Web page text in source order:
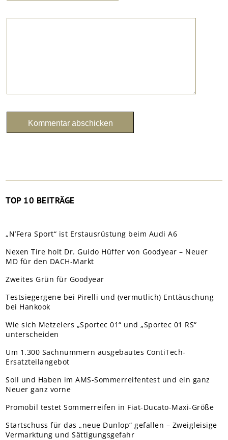
TOP 10 BEITRÄGE
„N’Fera Sport“ ist Erstausrüstung beim Audi A6
Nexen Tire holt Dr. Guido Hüffer von Goodyear – Neuer
MD für den DACH-Markt
Zweites Grün für Goodyear
Testsiegergene bei Pirelli und (vermutlich) Enttäuschung
bei Hankook
Wie sich Metzelers „Sportec 01“ und „Sportec 01 RS“
unterscheiden
Um 1.300 Sachnummern ausgebautes ContiTech-
Ersatzteilangebot
Soll und Haben im AMS-Sommerreifentest und ein ganz
Neuer ganz vorne
Promobil testet Sommerreifen in Fiat-Ducato-Maxi-Größe
Startschuss für das „neue Dunlop“ gefallen – Zweigleisige
Vermarktung und Sättigungsgefahr